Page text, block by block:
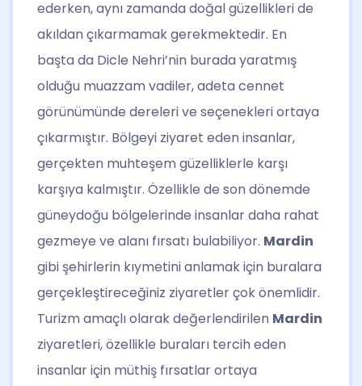
ederken, aynı zamanda doğal güzellikleri de
akıldan çıkarmamak gerekmektedir. En
başta da Dicle Nehri’nin burada yaratmış
olduğu muazzam vadiler, adeta cennet
görünümünde dereleri ve seçenekleri ortaya
çıkarmıştır. Bölgeyi ziyaret eden insanlar,
gerçekten muhteşem güzelliklerle karşı
karşıya kalmıştır. Özellikle de son dönemde
güneydoğu bölgelerinde insanlar daha rahat
gezmeye ve alanı fırsatı bulabiliyor. Mardin
gibi şehirlerin kıymetini anlamak için buralara
gerçekleştireceğiniz ziyaretler çok önemlidir.
Turizm amaçlı olarak değerlendirilen Mardin
ziyaretleri, özellikle buraları tercih eden
insanlar için müthiş fırsatlar ortaya